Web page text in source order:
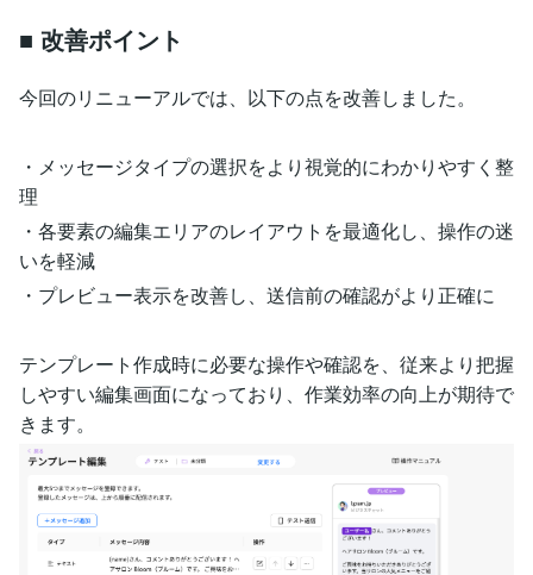
■ 改善ポイント
今回のリニューアルでは、以下の点を改善しました。
・メッセージタイプの選択をより視覚的にわかりやすく整
理
・各要素の編集エリアのレイアウトを最適化し、操作の迷
いを軽減
・プレビュー表示を改善し、送信前の確認がより正確に
テンプレート作成時に必要な操作や確認を、従来より把握
しやすい編集画面になっており、作業効率の向上が期待で
きます。